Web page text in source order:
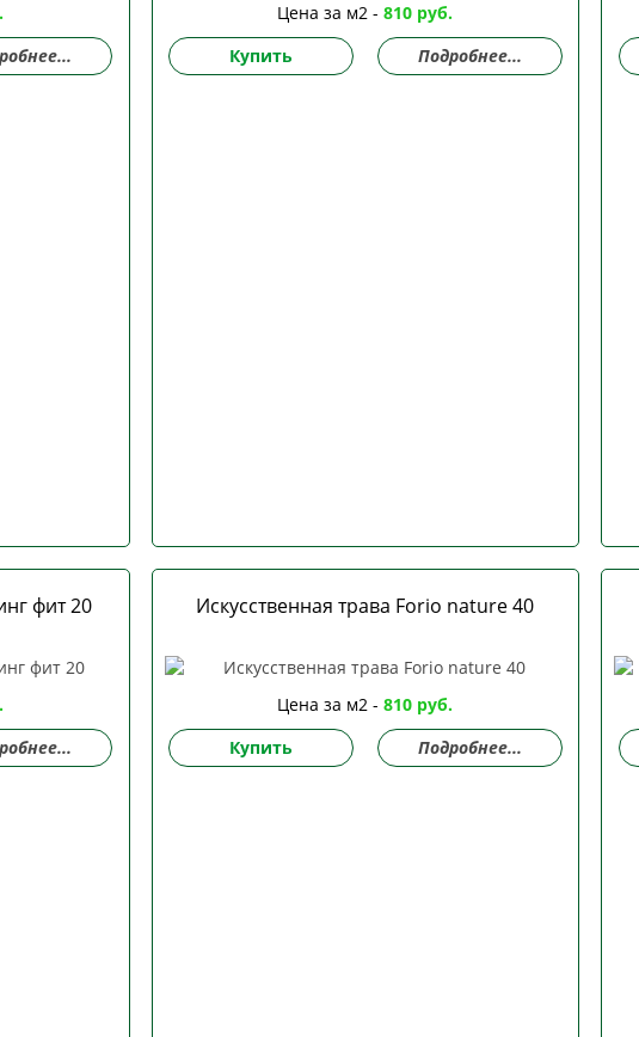
Цена за м2 -810 руб.
Купить
Подробнее...
фит 20 Искусственная трава Forio nature 40
Цена за м2 -810 руб.
Купить
Подробнее...